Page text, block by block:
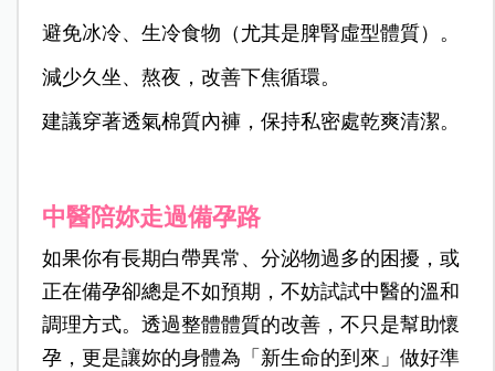
避免冰冷、生冷食物（尤其是脾腎虛型體質）。
減少久坐、熬夜，改善下焦循環。
建議穿著透氣棉質內褲，保持私密處乾爽清潔。
中醫陪妳走過備孕路
如果你有長期白帶異常、分泌物過多的困擾，或
正在備孕卻總是不如預期，不妨試試中醫的溫和
調理方式。透過整體體質的改善，不只是幫助懷
孕，更是讓妳的身體為「新生命的到來」做好準